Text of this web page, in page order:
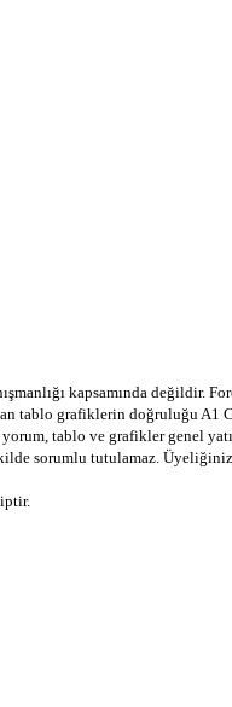
kapsamında
tablo grafiklerin doğruluğu A1
tablo ve grafikler genel
sorumlu tutulamaz.